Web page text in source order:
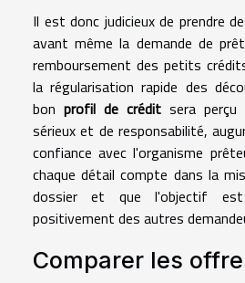
Il est donc judicieux de prendre
avant même la demande de
remboursement des petits
la régularisation rapide des
bon profil de crédit sera
sérieux et de responsabilité,
confiance avec l'organisme
chaque détail compte dans la
dossier et que l'objectif
positivement des autres
Comparer les